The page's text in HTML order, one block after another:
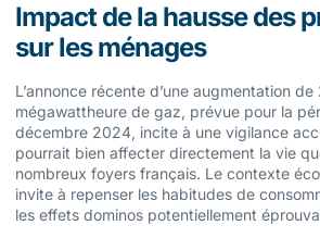
Impact de la hausse des
sur les ménages
L’annonce récente d’une augmentation
mégawattheure de gaz, prévue pour la
décembre 2024, incite à une vigilance
pourrait bien affecter directement la vie
nombreux foyers français. Le contexte
invite à repenser les habitudes de
les effets dominos potentiellement